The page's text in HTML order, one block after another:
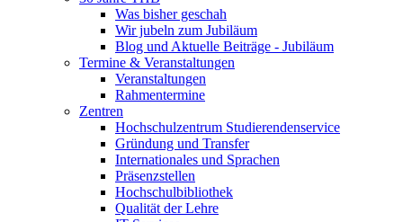
Was bisher geschah
Wir jubeln zum Jubiläum
Blog und Aktuelle Beiträge - Jubiläum
Termine & Veranstaltungen
Veranstaltungen
Rahmentermine
Zentren
Hochschulzentrum Studierendenservice
Gründung und Transfer
Internationales und Sprachen
Präsenzstellen
Hochschulbibliothek
Qualität der Lehre